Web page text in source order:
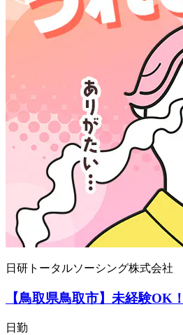
日研トータルソーシング株式会社
【鳥取県鳥取市】未経験OK
日勤